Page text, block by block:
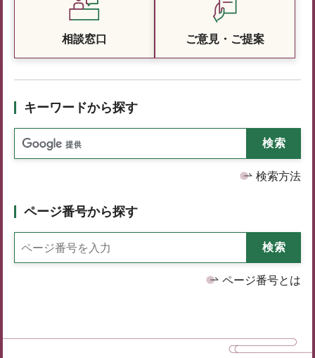
相談窓口 ご意見・ご提案
キーワードから探す
検索方法
ページ番号から探す
ページ番号とは